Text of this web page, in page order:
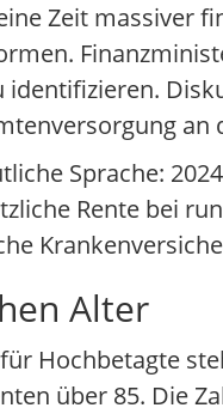
Zeit massiver
identifizieren.
an
Sprache:
Rente bei
Alter
Hochbetagte
über 85. Die